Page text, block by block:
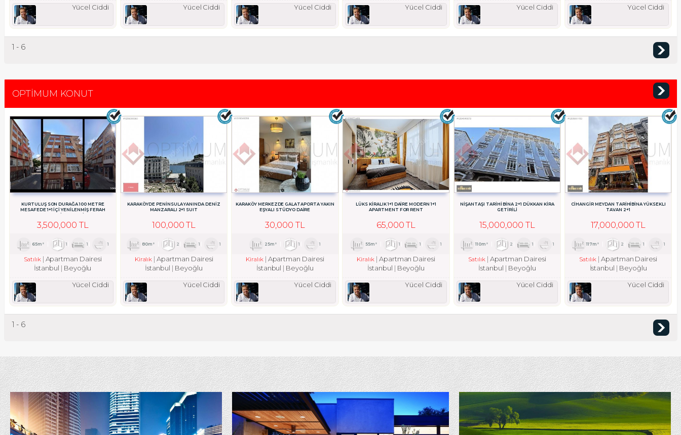
Yücel Ciddi Yücel Ciddi Yücel Ciddi Yücel Ciddi Yücel Ciddi Yücel Ciddi
1 - 6
OPTİMUM KONUT
KURTULUŞ SON DURAĞA 100 METRE
MESAFEDE 1+1 İÇI YENILENMIŞ FERAH
AYDINLIK KIRALIK DAIRE
3,500,000 TL
65m² 1 1 1
Satılık
Apartman Dairesi
İstanbul
Beyoğlu
Yücel Ciddi
KARAKÖYDE PENİNSULA YANINDA DENİZ
MANZARALI 2+1 SUIT
100,000 TL
80m² 2 1 1
Kiralık
Apartman Dairesi
İstanbul
Beyoğlu
Yücel Ciddi
KARAKÖY MERKEZDE GALATAPORTA YAKIN
EŞYALI STÜDYO DAİRE
30,000 TL
25m² 1 1
Kiralık
Apartman Dairesi
İstanbul
Beyoğlu
Yücel Ciddi
LÜKS KIRALIK 1+1 DAIRE MODERN 1+1
APARTMENT FOR RENT
65,000 TL
55m² 1 1 1
Kiralık
Apartman Dairesi
İstanbul
Beyoğlu
Yücel Ciddi
NİŞANTAŞI TARİHİ BİNA 2+1 DÜKKAN KİRA
GETİRİLİ
15,000,000 TL
110m² 2 1 1
Satılık
Apartman Dairesi
İstanbul
Beyoğlu
Yücel Ciddi
CİHANGİR MEYDAN TARİHİBİNA YÜKSEKLI
TAVAN 2+1
17,000,000 TL
117m² 2 1 1
Satılık
Apartman Dairesi
İstanbul
Beyoğlu
Yücel Ciddi
1 - 6